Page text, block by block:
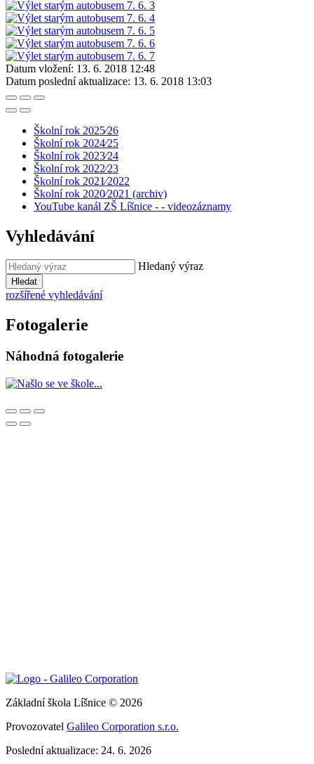
Datum vložení: 13. 6. 2018 12:48
Datum poslední aktualizace: 13. 6. 2018 13:03
Školní rok 2025⁄26
Školní rok 2024⁄25
Školní rok 2023⁄24
Školní rok 2022⁄23
Školní rok 2021⁄2022
Školní rok 2020⁄2021 (archiv)
YouTube kanál ZŠ Líšnice - - videozáznamy
Vyhledávání
Hledaný výraz
Hledat
rozšířené vyhledávání
Fotogalerie
Náhodná fotogalerie
Základní škola Líšnice © 2026
Provozovatel Galileo Corporation s.r.o.
Poslední aktualizace: 24. 6. 2026